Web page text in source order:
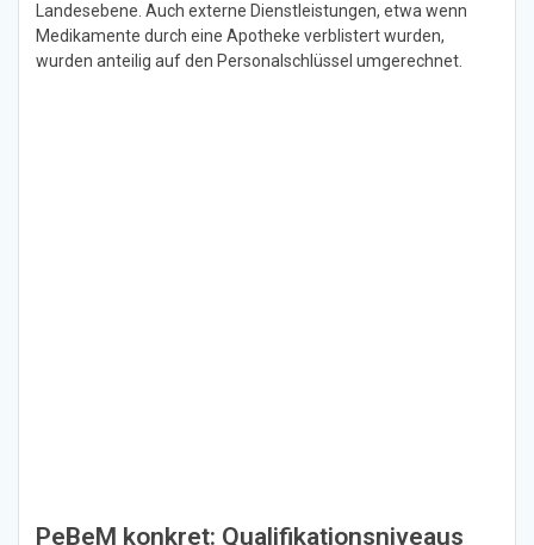
Landesebene. Auch externe Dienstleistungen, etwa wenn
Medikamente durch eine Apotheke verblistert wurden,
wurden anteilig auf den Personalschlüssel umgerechnet.
PeBeM konkret: Qualifikationsniveaus